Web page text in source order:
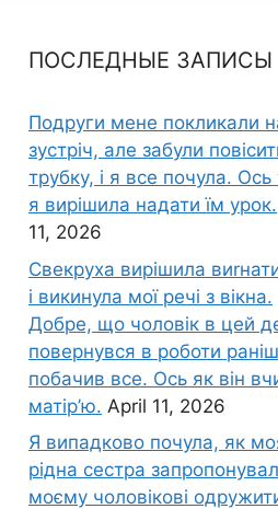
ПОСЛЕДНЫЕ ЗАПИСЫ
Подруги мене покликали
зустріч, але забули
трубку, і я все почула. Ось
я вирішила надати їм урок.
11, 2026
Свекруха вирішила
і викинула мої речі з вікна.
Добре, що чоловік в цей
повернувся в роботи
побачив все. Ось як він
матір’ю. April 11, 2026
Я випадково почула, як
рідна сестра
моєму чоловікові